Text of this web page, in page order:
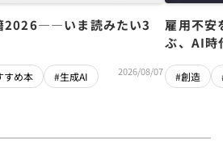
2026――いま読みたい3
すめ本 #生成AI 2026/08/07
雇用不
ぶ、AI時
#創造